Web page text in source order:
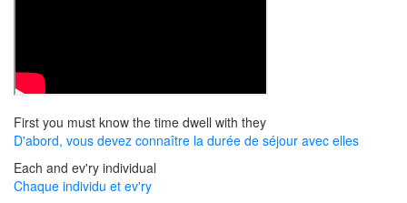
First you must know the time dwell with they
D'abord, vous devez connaître la durée de séjour avec elles
Each and ev'ry individual
Chaque individu et ev'ry